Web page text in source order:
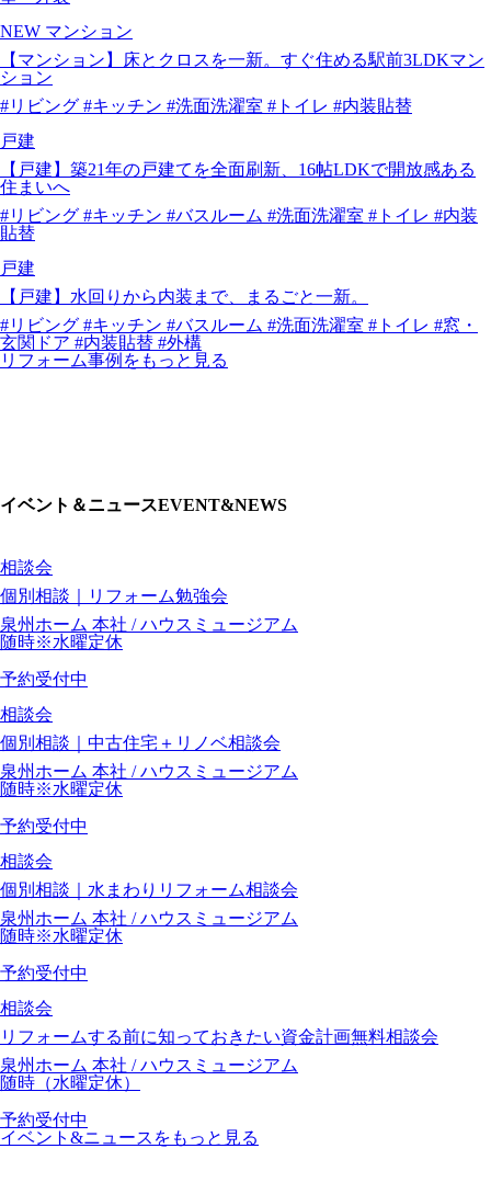
NEW マンション
【マンション】床とクロスを一新。すぐ住める駅前3LDKマン
ション
#リビング #キッチン #洗面洗濯室 #トイレ #内装貼替
戸建
【戸建】築21年の戸建てを全面刷新、16帖LDKで開放感ある
住まいへ
#リビング #キッチン #バスルーム #洗面洗濯室 #トイレ #内装
貼替
戸建
【戸建】水回りから内装まで、まるごと一新。
#リビング #キッチン #バスルーム #洗面洗濯室 #トイレ #窓・
玄関ドア #内装貼替 #外構
リフォーム事例をもっと見る
イベント＆ニュースEVENT&NEWS
相談会
個別相談｜リフォーム勉強会
泉州ホーム 本社 / ハウスミュージアム
随時※水曜定休
予約受付中
相談会
個別相談｜中古住宅＋リノベ相談会
泉州ホーム 本社 / ハウスミュージアム
随時※水曜定休
予約受付中
相談会
個別相談｜水まわりリフォーム相談会
泉州ホーム 本社 / ハウスミュージアム
随時※水曜定休
予約受付中
相談会
リフォームする前に知っておきたい資金計画無料相談会
泉州ホーム 本社 / ハウスミュージアム
随時（水曜定休）
予約受付中
イベント&ニュースをもっと見る